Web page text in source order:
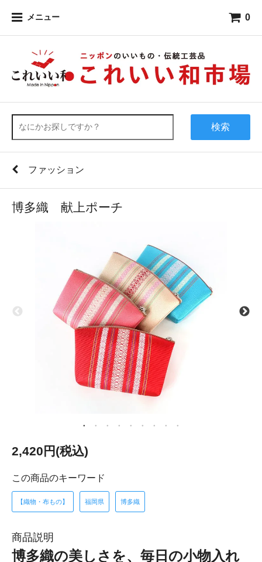
メニュー 0
検索
ファッション
博多織 献上ポーチ
2,420円(税込)
この商品のキーワード
【織物・布もの】 福岡県 博多織
商品説明
博多織の美しさを、毎日の小物入れ